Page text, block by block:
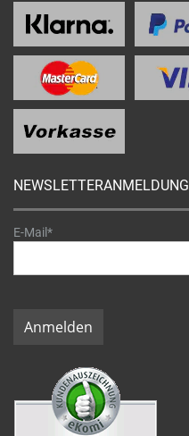
NEWSLETTERANMELDUNG
E-Mail*
Anmelden